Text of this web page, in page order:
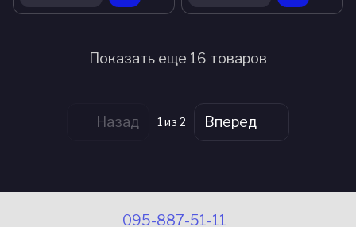
Показать еще 16 товаров
Назад 1 из 2 Вперед
095-887-51-11